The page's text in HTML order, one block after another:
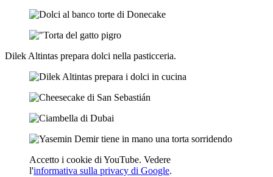
Dilek Altintas prepara dolci nella pasticceria.
Accetto i cookie di YouTube. Vedere
l'informativa sulla privacy di Google.